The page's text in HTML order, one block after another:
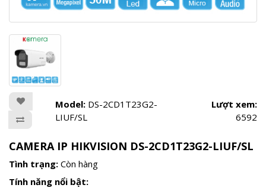
Model: DS-2CD1T23G2-
LIUF/SL
Lượt xem:
6592
CAMERA IP HIKVISION DS-2CD1T23G2-LIUF/SL
Tình trạng: Còn hàng
Tính năng nổi bật: